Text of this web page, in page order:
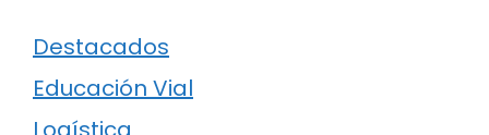
Destacados
Educación Vial